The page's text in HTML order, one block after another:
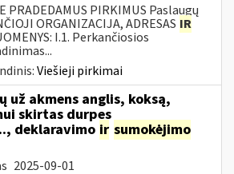
PRADEDAMUS PIRKIMUS Paslaugų
ORGANIZACIJA, ADRESAS IR
I.1. Perkančiosios
Viešieji pirkimai
už akmens anglis, koksą,
skirtas durpes
deklaravimo ir sumokėjimo
2025-09-01